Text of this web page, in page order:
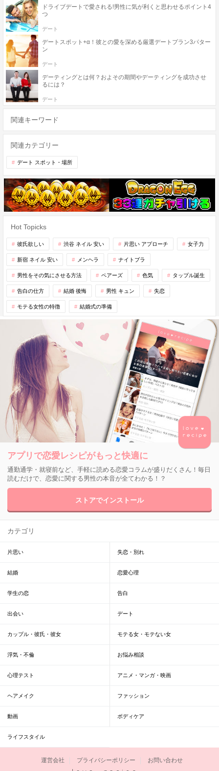
ドライブデートで愛される!男性に気が利くと思わせるポイント4
つ
デート
デートスポット+α！彼との愛を深める厳選デートプラン3パター
ン
デート
デーティングとは何？およその期間やデーティングを成功させ
るには？
デート
関連キーワード
関連カテゴリー
デート スポット・場所
Hot Topicks
彼氏欲しい 渋谷 ネイル 安い 片思い アプローチ 女子力
新宿 ネイル 安い メンヘラ ナイトブラ
男性をその気にさせる方法 ペアーズ 色気 タップル誕生
告白の仕方 結婚 後悔 男性 キュン 失恋
モテる女性の特徴 結婚式の準備
アプリで恋愛レシピがもっと快適に
通勤通学・就寝前など、手軽に読める恋愛コラムが盛りだくさん！毎日
読むだけで、恋愛に関する男性の本音が全てわかる！？
ストアでインストール
カテゴリ
片思い 失恋・別れ
結婚 恋愛心理
学生の恋 告白
出会い デート
カップル・彼氏・彼女 モテる女・モテない女
浮気・不倫 お悩み相談
心理テスト アニメ・マンガ・映画
ヘアメイク ファッション
動画 ボディケア
ライフスタイル
運営会社 プライバシーポリシー お問い合わせ